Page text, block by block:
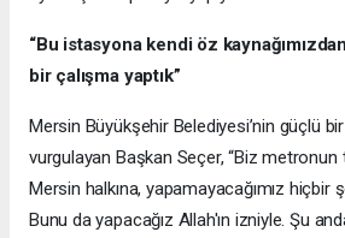
“Bu istasyona kendi öz
bir çalışma yaptık”
Mersin Büyükşehir Belediyesi’nin güçlü
vurgulayan Başkan Seçer, “Biz metronun
Mersin halkına, yapamayacağımız hiçbir
Bunu da yapacağız Allah'ın izniyle. Şu